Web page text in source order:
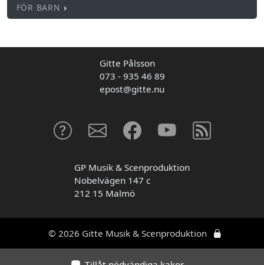
FÖR BARN
Gitte Pålsson
073 - 935 46 89
epost@gitte.nu
GP Musik & Scenproduktion
Nobelvägen 147 c
212 15 Malmö
© 2026 Gitte Musik & Scenproduktion